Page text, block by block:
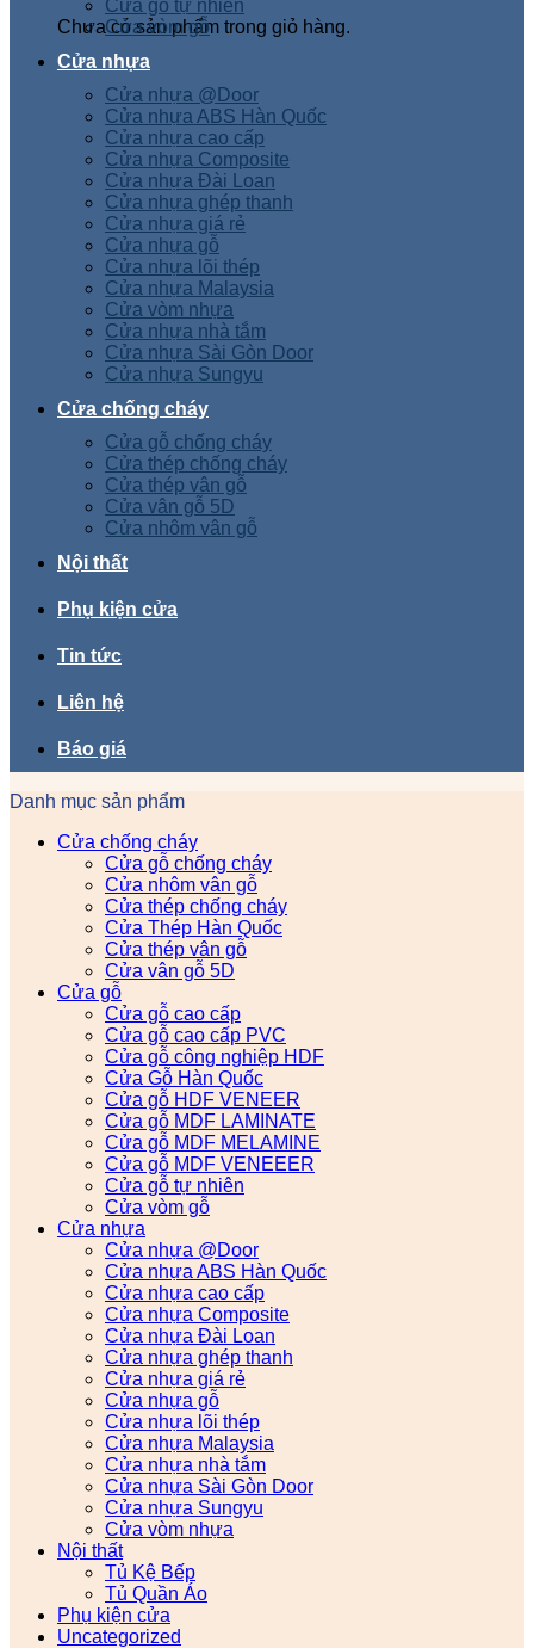
Chưa có sản phẩm trong giỏ hàng.
Cửa gỗ tự nhiên
Cửa vòm gỗ
Cửa nhựa
Cửa nhựa @Door
Cửa nhựa ABS Hàn Quốc
Cửa nhựa cao cấp
Cửa nhựa Composite
Cửa nhựa Đài Loan
Cửa nhựa ghép thanh
Cửa nhựa giá rẻ
Cửa nhựa gỗ
Cửa nhựa lõi thép
Cửa nhựa Malaysia
Cửa vòm nhựa
Cửa nhựa nhà tắm
Cửa nhựa Sài Gòn Door
Cửa nhựa Sungyu
Cửa chống cháy
Cửa gỗ chống cháy
Cửa thép chống cháy
Cửa thép vân gỗ
Cửa vân gỗ 5D
Cửa nhôm vân gỗ
Nội thất
Phụ kiện cửa
Tin tức
Liên hệ
Báo giá
Danh mục sản phẩm
Cửa chống cháy
Cửa gỗ chống cháy
Cửa nhôm vân gỗ
Cửa thép chống cháy
Cửa Thép Hàn Quốc
Cửa thép vân gỗ
Cửa vân gỗ 5D
Cửa gỗ
Cửa gỗ cao cấp
Cửa gỗ cao cấp PVC
Cửa gỗ công nghiệp HDF
Cửa Gỗ Hàn Quốc
Cửa gỗ HDF VENEER
Cửa gỗ MDF LAMINATE
Cửa gỗ MDF MELAMINE
Cửa gỗ MDF VENEEER
Cửa gỗ tự nhiên
Cửa vòm gỗ
Cửa nhựa
Cửa nhựa @Door
Cửa nhựa ABS Hàn Quốc
Cửa nhựa cao cấp
Cửa nhựa Composite
Cửa nhựa Đài Loan
Cửa nhựa ghép thanh
Cửa nhựa giá rẻ
Cửa nhựa gỗ
Cửa nhựa lõi thép
Cửa nhựa Malaysia
Cửa nhựa nhà tắm
Cửa nhựa Sài Gòn Door
Cửa nhựa Sungyu
Cửa vòm nhựa
Nội thất
Tủ Kệ Bếp
Tủ Quần Áo
Phụ kiện cửa
Uncategorized